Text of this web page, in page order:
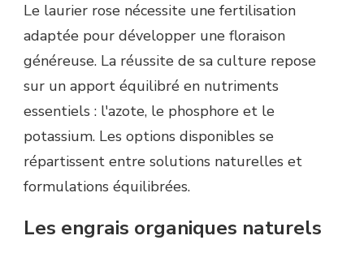
Le laurier rose nécessite une fertilisation
adaptée pour développer une floraison
généreuse. La réussite de sa culture repose
sur un apport équilibré en nutriments
essentiels : l'azote, le phosphore et le
potassium. Les options disponibles se
répartissent entre solutions naturelles et
formulations équilibrées.
Les engrais organiques naturels